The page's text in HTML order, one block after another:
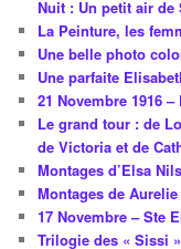
Nuit : Un petit air de
La Peinture, les
Une belle photo
Une parfaite
21 Novembre 1916
Le grand tour : de
de Victoria et de
Montages d’Elsa
Montages de
17 Novembre – Ste
Trilogie des « Sissi